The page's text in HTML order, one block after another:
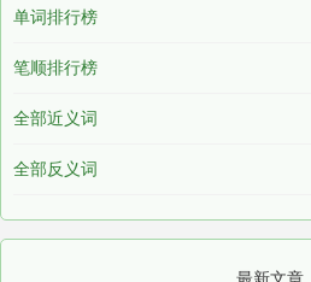
单词排行榜
笔顺排行榜
全部近义词
全部反义词